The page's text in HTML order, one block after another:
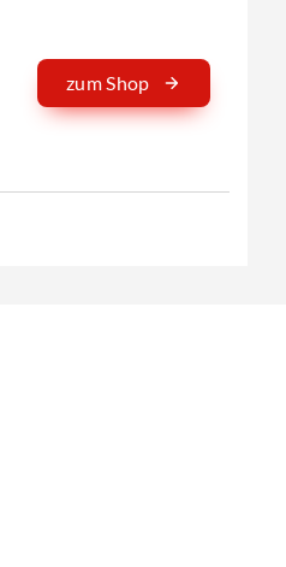
zum Shop